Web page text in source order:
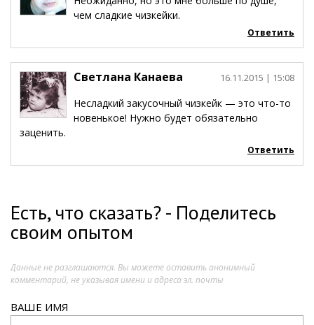
чем сладкие чизкейки.
Ответить
Светлана Канаева 16.11.2015 | 15:08
Несладкий закусочный чизкейк — это что-то
новенькое! Нужно будет обязательно
заценить.
Ответить
Есть, что сказать? - Поделитесь
своим опытом
Данные не разглашаются. Вы можете оставить анонимный
комментарий, не указывая имени и адреса эл. почты
ВАШЕ ИМЯ